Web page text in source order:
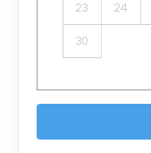
23 24
30